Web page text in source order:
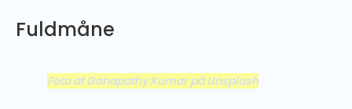
Fuldmåne
Foto af Ganapathy Kumar på Unsplash